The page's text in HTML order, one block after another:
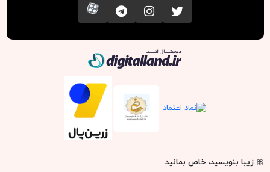
تویتر اینستاگرامکانال تلگرام
آپارات
🎀زیبا بنویسید، خاص بمانید